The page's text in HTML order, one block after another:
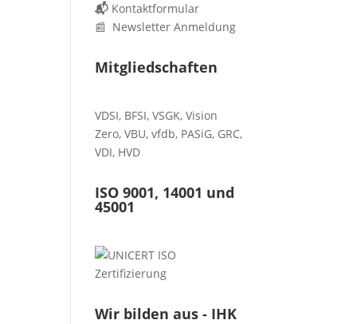
📬 Kontaktformular
📰 Newsletter Anmeldung
Mitgliedschaften
VDSI, BFSI,VSGK,Vision
Zero,VBU,vfdb, PASiG, GRC,
VDI, HVD
ISO 9001, 14001 und
45001
Wir bilden aus - IHK